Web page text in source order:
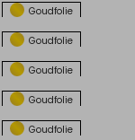
Goudfolie
Goudfolie
Goudfolie
Goudfolie
Goudfolie